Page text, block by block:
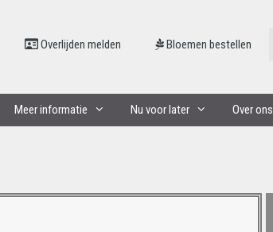
Overlijden melden Bloemen bestellen
Meer informatie Nu voor later Over ons